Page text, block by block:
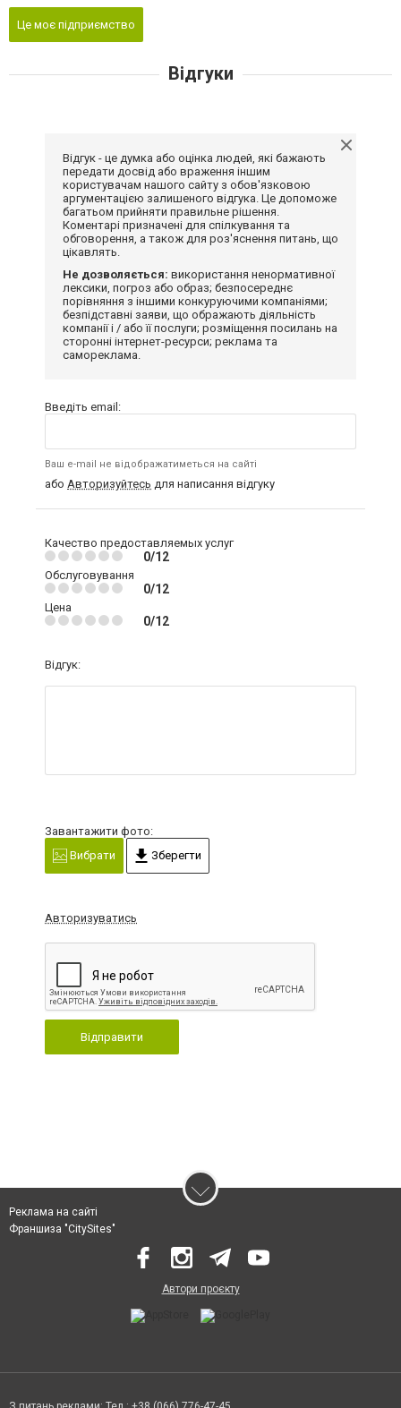
Це моє підприємство
Відгуки
Відгук - це думка або оцінка людей, які бажають
передати досвід або враження іншим
користувачам нашого сайту з обов'язковою
аргументацією залишеного відгука. Це допоможе
багатьом прийняти правильне рішення.
Коментарі призначені для спілкування та
обговорення, а також для роз'яснення питань, що
цікавлять.
Не дозволяється: використання ненормативної
лексики, погроз або образ; безпосереднє
порівняння з іншими конкуруючими компаніями;
безпідставні заяви, що ображають діяльність
компанії і / або її послуги; розміщення посилань на
сторонні інтернет-ресурси; реклама та
самореклама.
Введіть email:
Ваш e-mail не відображатиметься на сайті
або Авторизуйтесь для написання відгуку
Качество предоставляемых услуг
0/12
Обслуговування
0/12
Цена
0/12
Відгук:
Завантажити фото:
Вибрати
Зберегти
Авторизуватись
Відправити
Реклама на сайті
Франшиза "CitySites"
Автори проєкту